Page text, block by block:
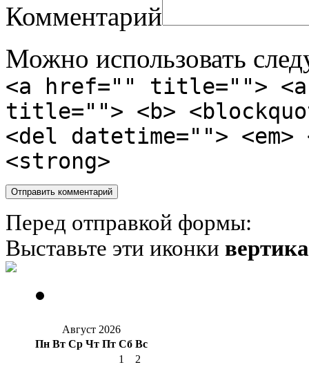
Комментарий
Можно использовать
<a href="" title="">
title=""> <b>
<del datetime="">
<strong>
Перед отправкой формы:
Выставьте эти иконки
Август 2026
Пн Вт Ср Чт Пт Сб Вс
1
2